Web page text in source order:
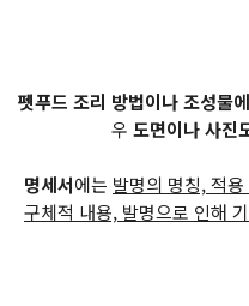
펫푸드 조리 방법이나 조성물
우 도면이나 사진
명세서에는 발명의 명칭, 적
구체적 내용, 발명으로 인해